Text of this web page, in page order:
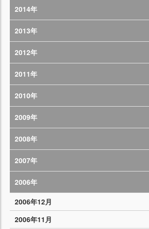
2014年
2013年
2012年
2011年
2010年
2009年
2008年
2007年
2006年
2006年12月
2006年11月